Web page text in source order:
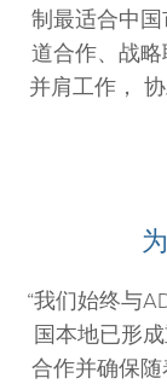
制最适合中
道合作、战
并肩工作，
“我们始终与
国本地已形
合作并确保